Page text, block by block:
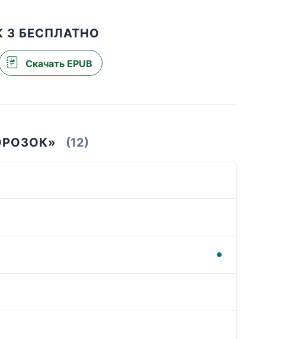
3 БЕСПЛАТНО
Скачать EPUB
(12)